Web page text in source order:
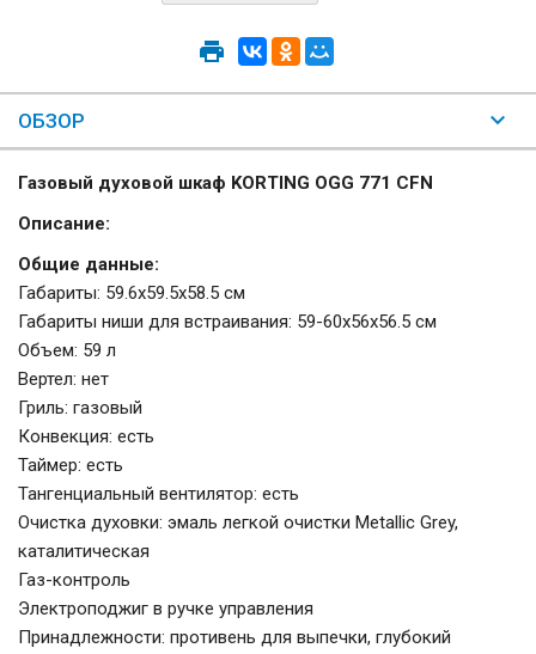
ОБЗОР
Газовый духовой шкаф KORTING OGG 771 CFN
Описание:
Общие данные:
Габариты: 59.6х59.5х58.5 см
Габариты ниши для встраивания: 59-60х56х56.5 см
Объем: 59 л
Вертел: нет
Гриль: газовый
Конвекция: есть
Таймер: есть
Тангенциальный вентилятор: есть
Очистка духовки: эмаль легкой очистки Metallic Grey,
каталитическая
Газ-контроль
Электроподжиг в ручке управления
Принадлежности: противень для выпечки, глубокий